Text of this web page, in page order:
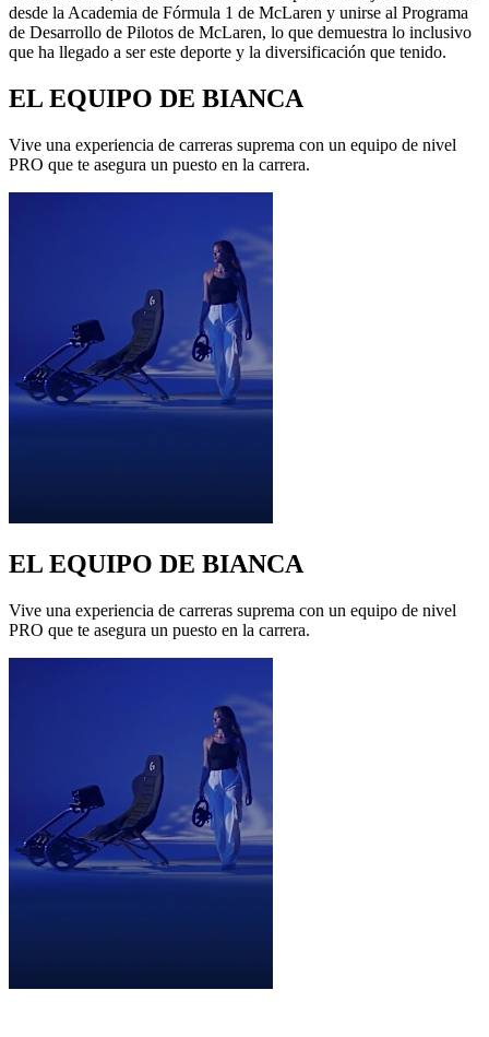
desde la Academia de Fórmula 1 de McLaren y unirse al Programa
de Desarrollo de Pilotos de McLaren, lo que demuestra lo inclusivo
que ha llegado a ser este deporte y la diversificación que tenido.
EL EQUIPO DE BIANCA
Vive una experiencia de carreras suprema con un equipo de nivel
PRO que te asegura un puesto en la carrera.
EL EQUIPO DE BIANCA
Vive una experiencia de carreras suprema con un equipo de nivel
PRO que te asegura un puesto en la carrera.